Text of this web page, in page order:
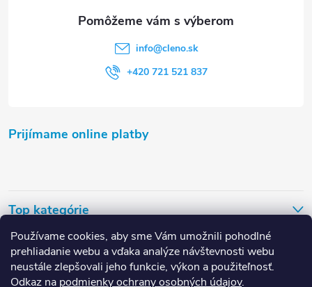
Používame cookies, aby sme Vám umožnili pohodlné
prehliadanie webu a vďaka analýze návštevnosti webu
neustále zlepšovali jeho funkcie, výkon a použiteľnosť.
Odkaz na podmienky ochrany osobných údajov.
info@cleno.sk
+420 721 521 837
Prijímame online platby
Top kategórie
Užitočné odkazy